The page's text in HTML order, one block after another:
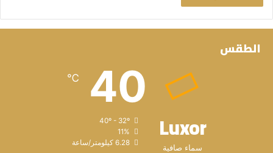
الطقس
Luxor
سماء صافية
40
℃
40º - 32º
11%
6.28 كيلومتر/ساعة